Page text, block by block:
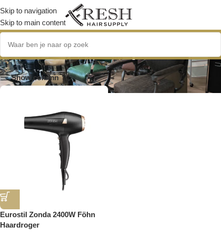
Skip to navigation
Skip to main content
koude luchtknop
Show column
Eurostil Zonda 2400W Föhn
Haardroger